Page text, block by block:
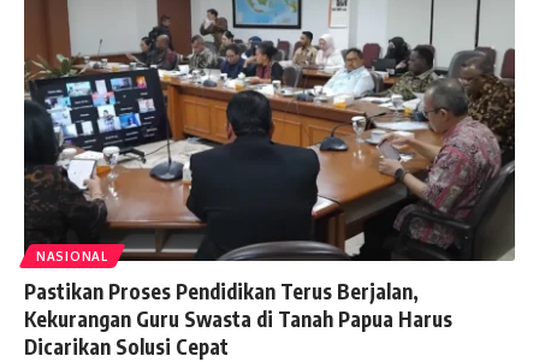
NASIONAL
Pastikan Proses Pendidikan Terus Berjalan,
Kekurangan Guru Swasta di Tanah Papua Harus
Dicarikan Solusi Cepat